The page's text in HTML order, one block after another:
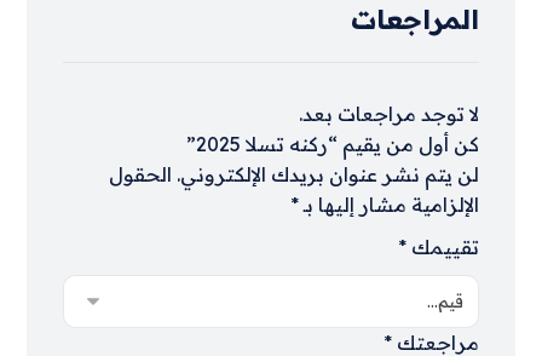
المراجعات
لا توجد مراجعات بعد.
كن أول من يقيم “ركنه تسلا 2025”
لن يتم نشر عنوان بريدك الإلكتروني. الحقول
الإلزامية مشار إليها بـ*
تقييمك*
مراجعتك*